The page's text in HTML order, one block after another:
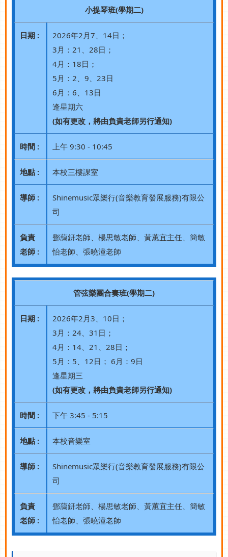
小提琴班(學期二)
日期 :
2026年2月7、14日；
3月：21、28日；
4月：18日；
5月：2、9、23日
6月：6、13日
逢星期六
(如有更改，將由負責老師另行通知)
時間 : 上午 9:30 - 10:45
地點 : 本校三樓課室
導師 :
Shinemusic眾樂行(音樂教育發展服務)有限公
司
負責
老師 :
鄧藹鈃老師、楊思敏老師、黃蕙宜主任、簡敏
怡老師、張曉潼老師
管弦樂團合奏班(學期二)
日期 :
2026年2月3、10日；
3月：24、31日；
4月：14、21、28日；
5月：5、12日； 6月：9日
逢星期三
(如有更改，將由負責老師另行通知)
時間 : 下午 3:45 - 5:15
地點 : 本校音樂室
導師 :
Shinemusic眾樂行(音樂教育發展服務)有限公
司
負責
老師 :
鄧藹鈃老師、楊思敏老師、黃蕙宜主任、簡敏
怡老師、張曉潼老師